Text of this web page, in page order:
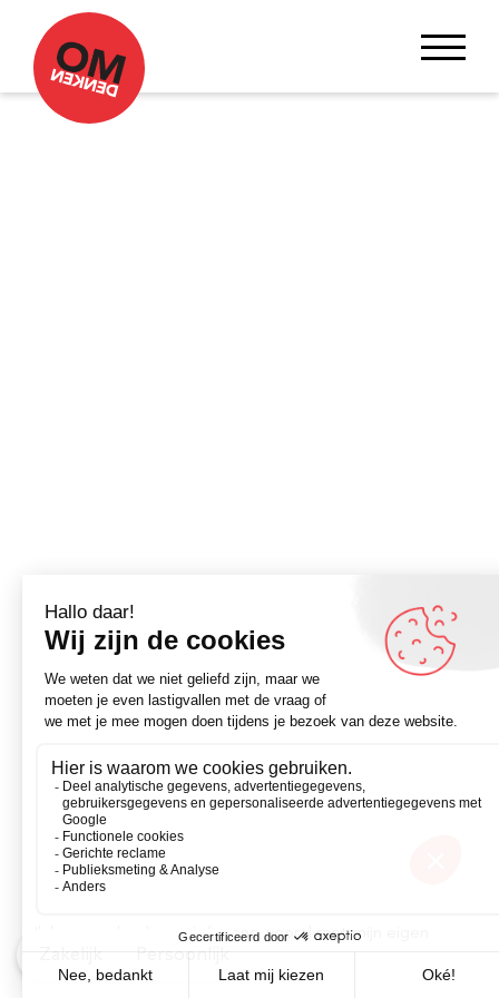
Ik ben een heel creatief mens, vooral met mijn eigen
Zakelijk Persoonlijk